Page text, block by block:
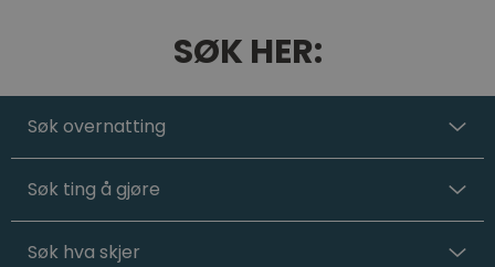
SØK HER:
Søk overnatting
Søk ting å gjøre
Søk hva skjer